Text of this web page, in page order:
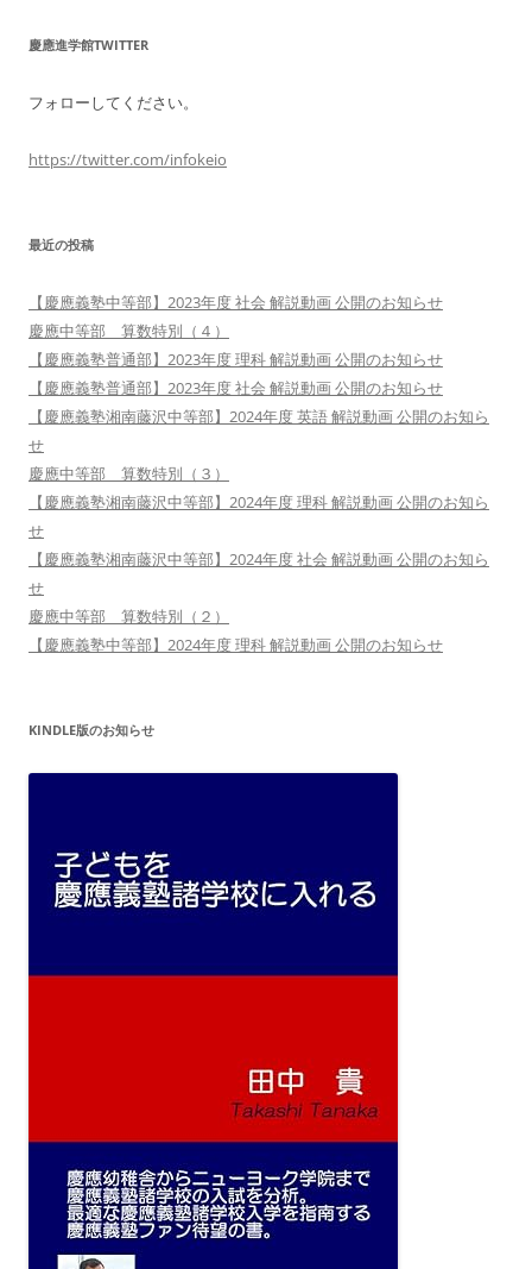
慶應進学館TWITTER
フォローしてください。
https://twitter.com/infokeio
最近の投稿
【慶應義塾中等部】2023年度 社会 解説動画 公開のお知らせ
慶應中等部 算数特別（４）
【慶應義塾普通部】2023年度 理科 解説動画 公開のお知らせ
【慶應義塾普通部】2023年度 社会 解説動画 公開のお知らせ
【慶應義塾湘南藤沢中等部】2024年度 英語 解説動画 公開のお知ら
せ
慶應中等部 算数特別（３）
【慶應義塾湘南藤沢中等部】2024年度 理科 解説動画 公開のお知ら
せ
【慶應義塾湘南藤沢中等部】2024年度 社会 解説動画 公開のお知ら
せ
慶應中等部 算数特別（２）
【慶應義塾中等部】2024年度 理科 解説動画 公開のお知らせ
KINDLE版のお知らせ